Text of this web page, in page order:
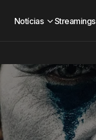
Notícias Streamings